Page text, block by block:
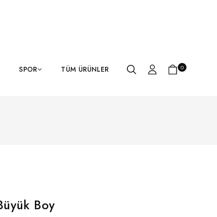
SPOR TÜM ÜRÜNLER 0
Boy